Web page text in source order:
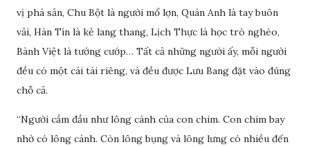
vị phá sản, Chu Bột là người mổ lợn, Quán Anh là tay buôn
vải, Hàn Tín là kẻ lang thang, Lịch Thực là học trò nghèo,
Bành Việt là tướng cướp… Tất cả những người ấy, mỗi người
đều có một cái tài riêng, và đều được Lưu Bang đặt vào đúng
chỗ cả.
“Người cầm đầu như lông cánh của con chim. Con chim bay
nhờ có lông cánh. Còn lông bụng và lông lưng có nhiều đến